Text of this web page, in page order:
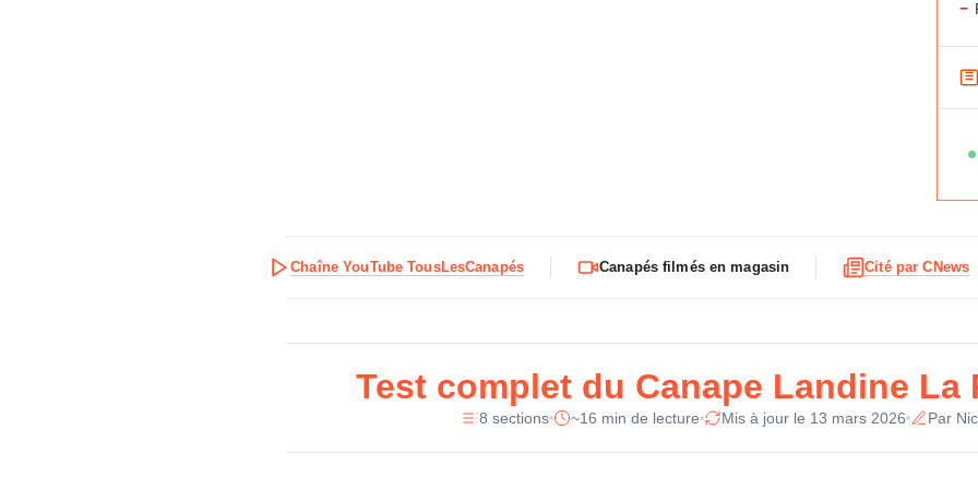
−
e
c
q
u
C
Chaîne YouTube TousLesCanapés Canapés filmés en magasin Cité par CNews
Test complet du Canape Landine La
8 sections ~16 min de lecture Mis à jour le 13 mars 2026 Par